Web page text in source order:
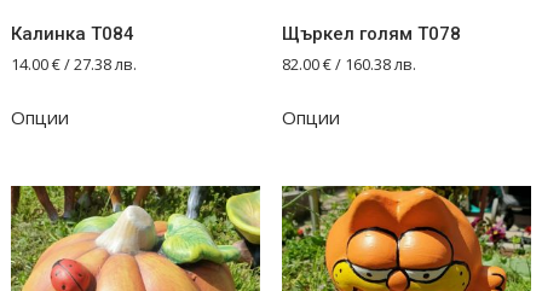
Калинка T084
14.00€/ 27.38 лв.
Опции
Щъркел голям T078
82.00€/ 160.38 лв.
Опции